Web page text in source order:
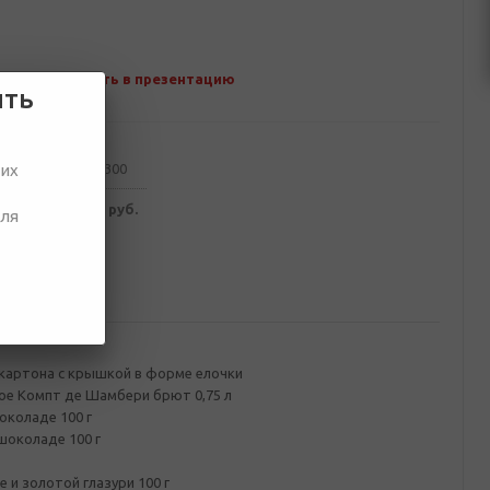
Добавить в презентацию
100 от 300
4 896 руб.
с крышкой в форме елочки
Компт де Шамбери брют 0,75 л
100 г
100 г
золотой глазури 100 г